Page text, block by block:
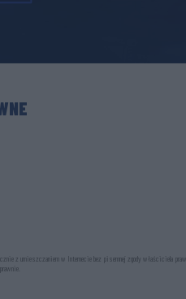
z umieszczaniem w Internecie bez pisemnej zgody właściciela praw.